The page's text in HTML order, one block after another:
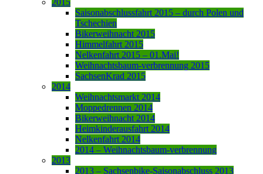
Saisonabschlussfahrt 2015 – durch Polen und
Tschechien
Bikerweihnacht 2015
Himmelfahrt 2015
Nelkenfahrt 2015 – 01.Mai!
Weihnachtsbaum-verbrennung 2015
SachsenKrad 2015
2014
Weihnachtsmarkt 2014
Moppedrennen 2014
Bikerweihnacht 2014
Heimkinderausfahrt 2014
Nelkenfahrt 2014
2014 – Weihnachtsbaum-verbrennung
2013
2013 – Sachsenbike-Saisonabschluss 2013